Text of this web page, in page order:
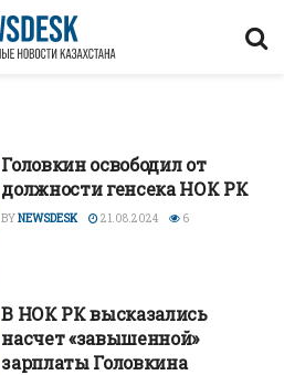
Головкин освободил от
должности генсека НОК РК
BYNEWSDESK 21.08.2024 6
В НОК РК высказались
насчет «завышенной»
зарплаты Головкина